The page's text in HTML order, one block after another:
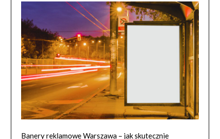
Banery reklamowe Warszawa – jak skutecznie